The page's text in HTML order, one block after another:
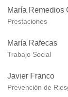
María Remedios
Prestaciones
María Rafecas
Trabajo Social
Javier Franco
Prevención de